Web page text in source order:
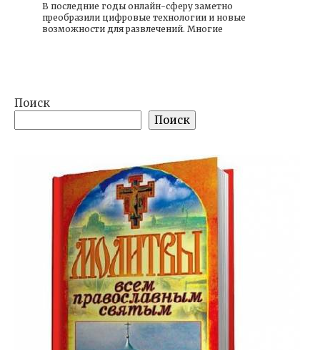
В последние годы онлайн-сферу заметно
преобразили цифровые технологии и новые
возможности для развлечений. Многие
Поиск
Поиск